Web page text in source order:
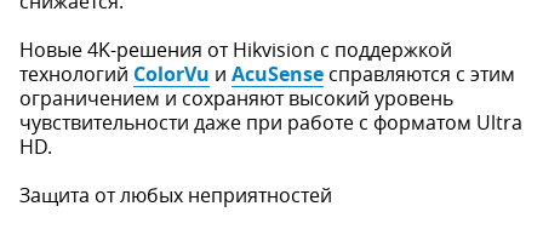
Новые 4K-решения от Hikvision с поддержкой
технологий ColorVu и AcuSense справляются с этим
ограничением и сохраняют высокий уровень
чувствительности даже при работе с форматом Ultra
HD.
Защита от любых неприятностей